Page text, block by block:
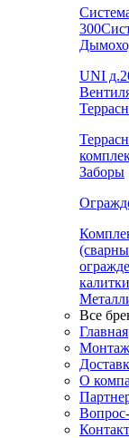
300
UNI
Заборы
калитки
Все
Главная
Монтаж
О